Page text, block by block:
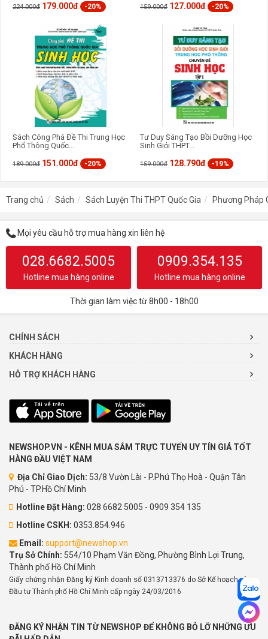
224.000đ 179.000đ -20% 159.000đ 127.000đ -20%
Sách Công Phá Đề Thi Trung Học
Phổ Thông Quốc...
189.000đ 151.000đ -20%
Tư Duy Sáng Tạo Bồi Dưỡng Học
Sinh Giỏi THPT...
159.000đ 128.790đ -19%
Trang chủ Sách Sách Luyện Thi THPT Quốc Gia Phương Pháp
Mọi yêu cầu hỗ trợ mua hàng xin liên hệ
028.6682.5005
Hotline mua hàng online
0909.354.135
Hotline mua hàng online
Thời gian làm việc từ 8h00 - 18h00
CHÍNH SÁCH
KHÁCH HÀNG
HỖ TRỢ KHÁCH HÀNG
NEWSHOP.VN - KÊNH MUA SẮM TRỰC TUYẾN UY TÍN GIÁ TỐT
HÀNG ĐẦU VIỆT NAM
Địa Chỉ Giao Dịch: 53/8 Vườn Lài - P.Phú Thọ Hoà - Quận Tân
Phú - TP.Hồ Chí Minh
Hotline Đặt Hàng: 028 6682 5005 - 0909 354 135
Hotline CSKH: 0353.854.946
Email: support@newshop.vn
Trụ Sở Chính: 554/10 Phạm Văn Đồng, Phường Bình Lợi Trung,
Thành phố Hồ Chí Minh
Giấy chứng nhận Đăng ký Kinh doanh số 0313713376 do Sở Kế hoạch và
Đầu tư Thành phố Hồ Chí Minh cấp ngày 24/03/2016
ĐĂNG KÝ NHẬN TIN TỪ NEWSHOP ĐỂ KHÔNG BỎ LỠ NHỮNG ƯU